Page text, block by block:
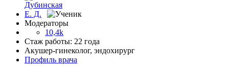
Модераторы
10,4k
Стаж работы: 22 года
Акушер-гинеколог, эндохирург
Профиль врача